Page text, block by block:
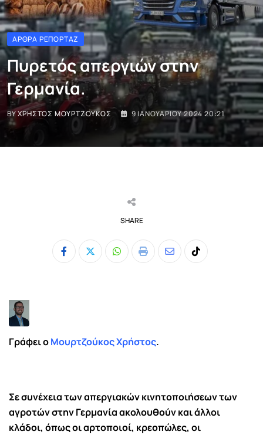
ΆΡΘΡΑ ΡΕΠΟΡΤΆΖ
Πυρετός απεργιών στην
Γερμανία.
BYΧΡΉΣΤΟΣ ΜΟΥΡΤΖΟΎΚΟΣ 9 ΙΑΝΟΥΑΡΊΟΥ 2024 20:21
SHARE
Whatsapp
Print
ShareTiktok
Γράφει οΜουρτζούκος Χρήστος.
Σε συνέχεια των απεργιακών κινητοποιήσεων των
αγροτών στην Γερμανία ακολουθούν και άλλοι
κλάδοι, όπως οι αρτοποιοί, κρεοπώλες, οι